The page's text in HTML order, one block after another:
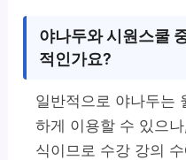
야나두와 시원스쿨
적인가요?
일반적으로 야나두는
하게 이용할 수 있으
식이므로 수강 강의